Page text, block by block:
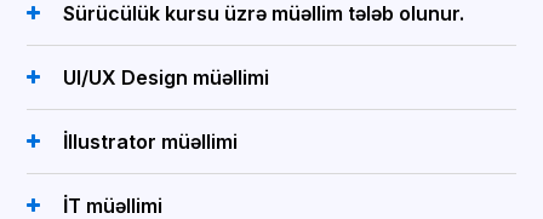
Sürücülük kursu üzrə müəllim tələb olunur.
UI/UX Design müəllimi
İllustrator müəllimi
İT müəllimi